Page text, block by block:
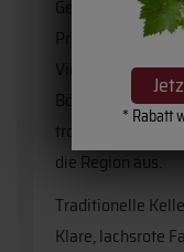
* Rabatt
Gemeinde
Provence) in der
Victoire – am
Böden aus Kalk-
trockenes vom
die Region aus.
Traditionelle
Klare, lachsrote